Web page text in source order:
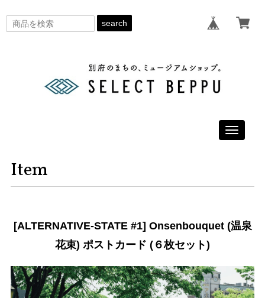
search
Toggle
Item
[ALTERNATIVE-STATE #1] Onsenbouquet (温泉
花束) ポストカード (６枚セット)